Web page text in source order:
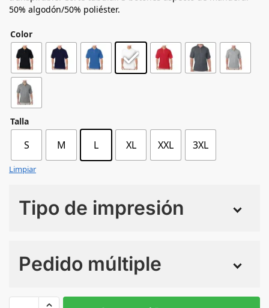
50% algodón/50% poliéster.
Color
Talla
S M L XL XXL 3XL
Limpiar
Tipo de impresión
Pedido múltiple
S